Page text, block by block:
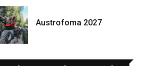
Austrofoma 2027